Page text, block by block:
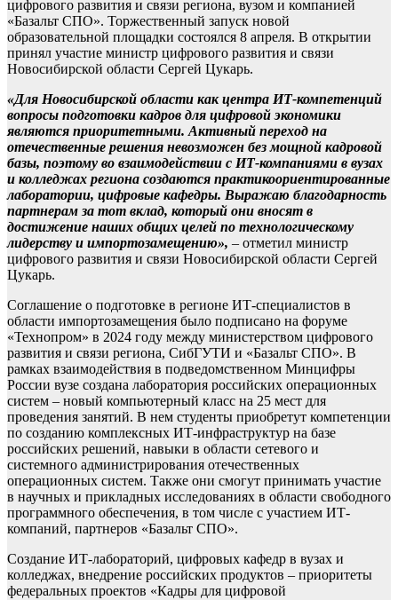
цифрового развития и связи региона, вузом и компанией
«Базальт СПО». Торжественный запуск новой
образовательной площадки состоялся 8 апреля. В открытии
принял участие министр цифрового развития и связи
Новосибирской области Сергей Цукарь.
«Для Новосибирской области как центра ИТ-компетенций
вопросы подготовки кадров для цифровой экономики
являются приоритетными. Активный переход на
отечественные решения невозможен без мощной кадровой
базы, поэтому во взаимодействии с ИТ-компаниями в вузах
и колледжах региона создаются практикоориентированные
лаборатории, цифровые кафедры. Выражаю благодарность
партнерам за тот вклад, который они вносят в
достижение наших общих целей по технологическому
лидерству и импортозамещению», – отметил министр
цифрового развития и связи Новосибирской области Сергей
Цукарь.
Соглашение о подготовке в регионе ИТ-специалистов в
области импортозамещения было подписано на форуме
«Технопром» в 2024 году между министерством цифрового
развития и связи региона, СибГУТИ и «Базальт СПО». В
рамках взаимодействия в подведомственном Минцифры
России вузе создана лаборатория российских операционных
систем – новый компьютерный класс на 25 мест для
проведения занятий. В нем студенты приобретут компетенции
по созданию комплексных ИТ-инфраструктур на базе
российских решений, навыки в области сетевого и
системного администрирования отечественных
операционных систем. Также они смогут принимать участие
в научных и прикладных исследованиях в области свободного
программного обеспечения, в том числе с участием ИТ-
компаний, партнеров «Базальт СПО».
Создание ИТ-лабораторий, цифровых кафедр в вузах и
колледжах, внедрение российских продуктов – приоритеты
федеральных проектов «Кадры для цифровой